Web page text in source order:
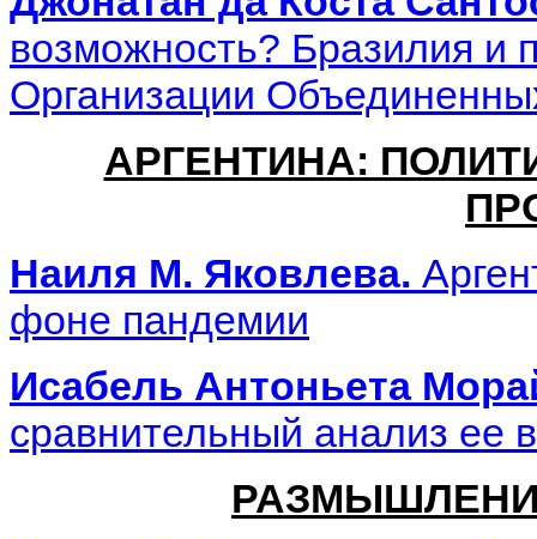
возможность? Бразилия
Организации
АРГЕНТИНА:
Наиля М. Яковлева.
фоне пандемии
Исабель Антоньета
сравнительный анализ ee